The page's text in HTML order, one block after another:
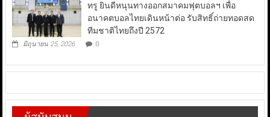
ทรู ยินดีหนุนทางออกสมาคมฟุตบอลฯ เพื่อ
อนาคตบอลไทยเดินหน้าต่อ รับสิทธิ์ถ่ายทอดสด
ทีมชาติไทยถึงปี 2572
มิถุนายน 25, 2026 0